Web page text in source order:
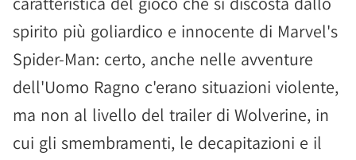
spirito più goliardico e innocente di Marvel's
Spider-Man: certo, anche nelle avventure
dell'Uomo Ragno c'erano situazioni violente,
ma non al livello del trailer di Wolverine, in
cui gli smembramenti, le decapitazioni e il